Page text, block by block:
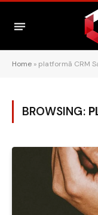
Home » platformă CRM
BROWSING: